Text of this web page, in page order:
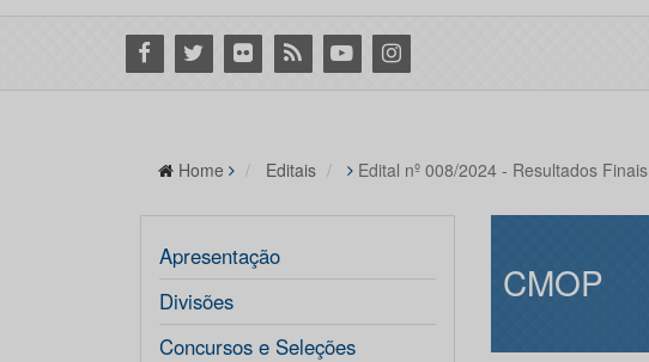
Facebook
Twitter Flickr RSS YoutubeInstagram
Home Editais Edital nº 008/2024 - Resultados Finais
Apresentação
Divisões
Concursos e Seleções
CMOP